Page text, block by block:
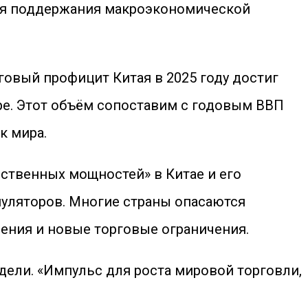
поддержания макроэкономической
профицит Китая в 2025 году достиг
Этот объём сопоставим с годовым ВВП
мира.
мощностей» в Китае и его
Многие страны опасаются
и новые торговые ограничения.
«Импульс для роста мировой торговли,